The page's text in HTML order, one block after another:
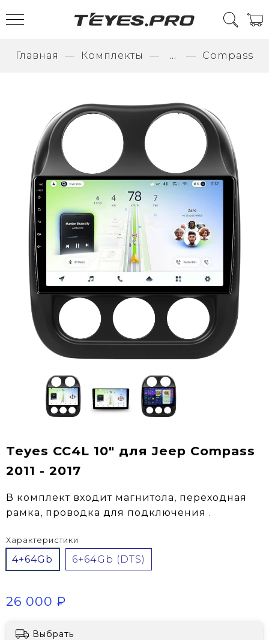
Главная Комплекты ... Compass
Teyes CC4L 10" для Jeep Compass
2011 - 2017
В комплект входит магнитола, переходная
рамка, проводка для подключения .
Характеристики
4+64Gb 6+64Gb (DTS)
26 000 ₽
Выбрать